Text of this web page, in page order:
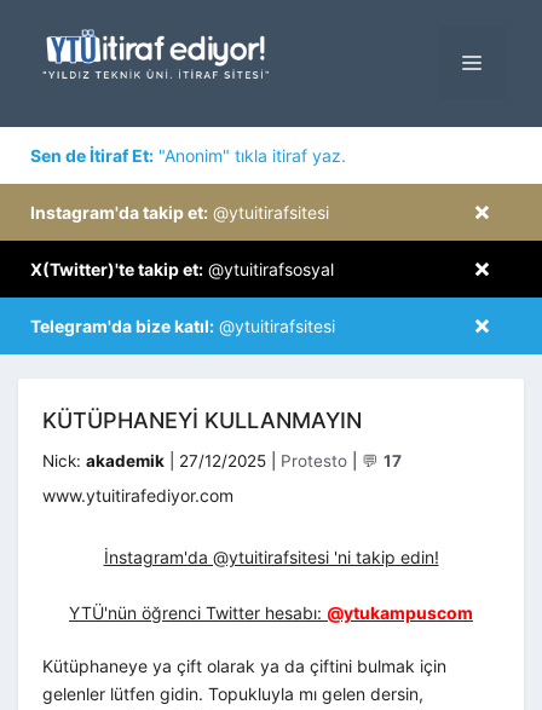
MENÜ
Sen de İtiraf Et: "Anonim" tıkla itiraf yaz.
×
Instagram'da takip et: @ytuitirafsitesi
×
X(Twitter)'te takip et: @ytuitirafsosyal
×
Telegram'da bize katıl: @ytuitirafsitesi
KÜTÜPHANEYİ KULLANMAYIN
Nick: akademik 27/12/2025 Kategoriler
Protesto 💬 17
www.ytuitirafediyor.com
İnstagram'da @ytuitirafsitesi 'ni takip edin!
YTÜ'nün öğrenci Twitter hesabı: @ytukampuscom
Kütüphaneye ya çift olarak ya da çiftini bulmak için
gelenler lütfen gidin. Topukluyla mı gelen dersin,